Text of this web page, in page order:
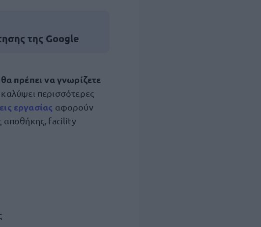
της Google
πρέπει να γνωρίζετε
καλύψει περισσότερες
εργασίας αφορούν
αποθήκης, facility